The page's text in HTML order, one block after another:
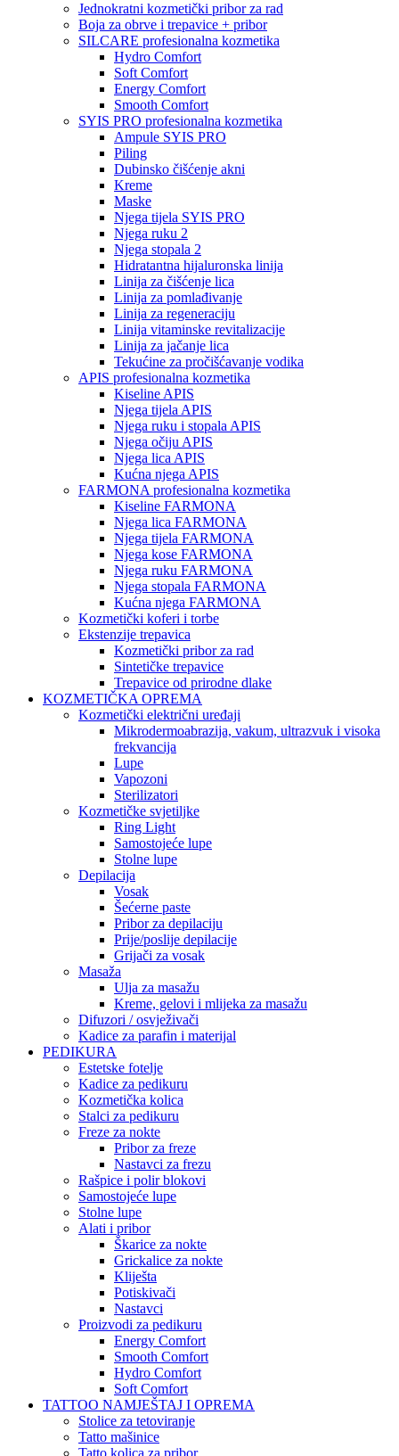
Jednokratni kozmetički pribor za rad
Boja za obrve i trepavice + pribor
SILCARE profesionalna kozmetika
Hydro Comfort
Soft Comfort
Energy Comfort
Smooth Comfort
SYIS PRO profesionalna kozmetika
Ampule SYIS PRO
Piling
Dubinsko čišćenje akni
Kreme
Maske
Njega tijela SYIS PRO
Njega ruku 2
Njega stopala 2
Hidratantna hijaluronska linija
Linija za čišćenje lica
Linija za pomlađivanje
Linija za regeneraciju
Linija vitaminske revitalizacije
Linija za jačanje lica
Tekućine za pročišćavanje vodika
APIS profesionalna kozmetika
Kiseline APIS
Njega tijela APIS
Njega ruku i stopala APIS
Njega očiju APIS
Njega lica APIS
Kućna njega APIS
FARMONA profesionalna kozmetika
Kiseline FARMONA
Njega lica FARMONA
Njega tijela FARMONA
Njega kose FARMONA
Njega ruku FARMONA
Njega stopala FARMONA
Kućna njega FARMONA
Kozmetički koferi i torbe
Ekstenzije trepavica
Kozmetički pribor za rad
Sintetičke trepavice
Trepavice od prirodne dlake
KOZMETIČKA OPREMA
Kozmetički električni uređaji
Mikrodermoabrazija, vakum, ultrazvuk i visoka
frekvancija
Lupe
Vapozoni
Sterilizatori
Kozmetičke svjetiljke
Ring Light
Samostojeće lupe
Stolne lupe
Depilacija
Vosak
Šećerne paste
Pribor za depilaciju
Prije/poslije depilacije
Grijači za vosak
Masaža
Ulja za masažu
Kreme, gelovi i mlijeka za masažu
Difuzori / osvježivači
Kadice za parafin i materijal
PEDIKURA
Estetske fotelje
Kadice za pedikuru
Kozmetička kolica
Stalci za pedikuru
Freze za nokte
Pribor za freze
Nastavci za frezu
Rašpice i polir blokovi
Samostojeće lupe
Stolne lupe
Alati i pribor
Škarice za nokte
Grickalice za nokte
Kliješta
Potiskivači
Nastavci
Proizvodi za pedikuru
Energy Comfort
Smooth Comfort
Hydro Comfort
Soft Comfort
TATTOO NAMJEŠTAJ I OPREMA
Stolice za tetoviranje
Tatto mašinice
Tatto kolica za pribor